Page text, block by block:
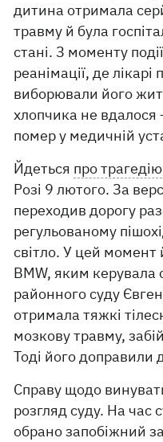
дитина отримала
травму й була
стані. З моменту
реанімації, де лікарі
виборювали його
хлопчика не вдалося
помер у медичній
Йдеться про
Розі 9 лютого. За
переходив дорогу
регульованому
світло. У цей момент
BMW, яким керувала
районного суду
отримала тяжкі
мозкову травму,
Тоді його доправили
Справу щодо
розгляд суду. На час
обрано запобіжний